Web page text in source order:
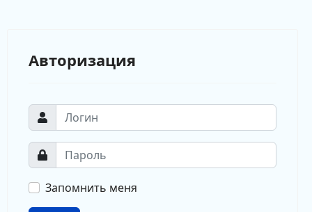
Авторизация
Запомнить меня